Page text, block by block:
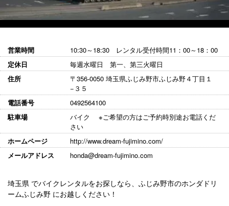
営業時間
10:30～18:30 レンタル受付時間11：00～18：00
定休日
毎週水曜日 第一、第三火曜日
住所
〒356-0050 埼玉県ふじみ野市ふじみ野４丁目１
−３５
電話番号
0492564100
駐車場
バイク ※ご希望の方はご予約時別途お電話くだ
さい
ホームページ
http://www.dream-fujimino.com/
メールアドレス
honda@dream-fujimino.com
埼玉県 でバイクレンタルをお探しなら、ふじみ野市のホンダドリ
ームふじみ野 にお越しください！